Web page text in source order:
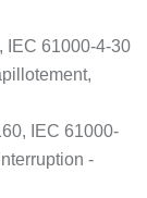
IEC 61000-4-30
IEC 61000-
-